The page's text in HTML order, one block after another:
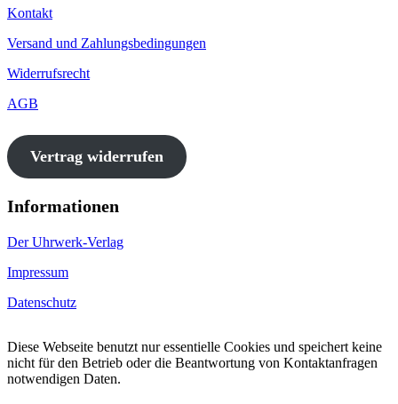
Kontakt
Versand und Zahlungsbedingungen
Widerrufsrecht
AGB
Vertrag widerrufen
Informationen
Der Uhrwerk-Verlag
Impressum
Datenschutz
Diese Webseite benutzt nur essentielle Cookies und speichert keine
nicht für den Betrieb oder die Beantwortung von Kontaktanfragen
notwendigen Daten.